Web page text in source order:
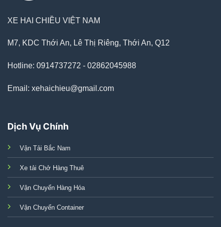
XE HAI CHIỀU VIỆT NAM
M7, KDC Thới An, Lê Thị Riêng, Thới An, Q12
Hotline: 0914737272 - 02862045988
Email: xehaichieu@gmail.com
Dịch Vụ Chính
Vận Tải Bắc Nam
Xe tải Chở Hàng Thuê
Vận Chuyển Hàng Hóa
Vận Chuyển Container